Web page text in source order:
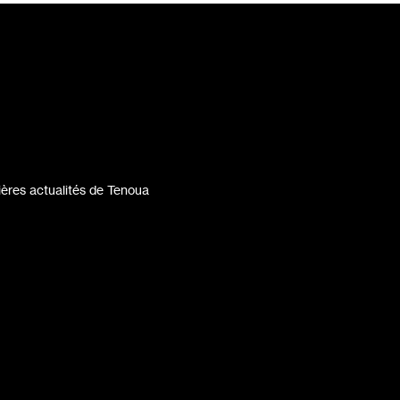
actualités de Tenoua